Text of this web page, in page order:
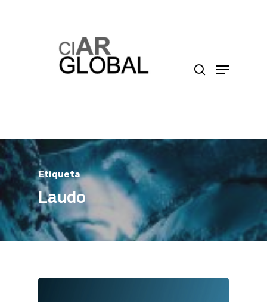
Presione enter para buscar o ESC para cerrar
Etiqueta
Laudo